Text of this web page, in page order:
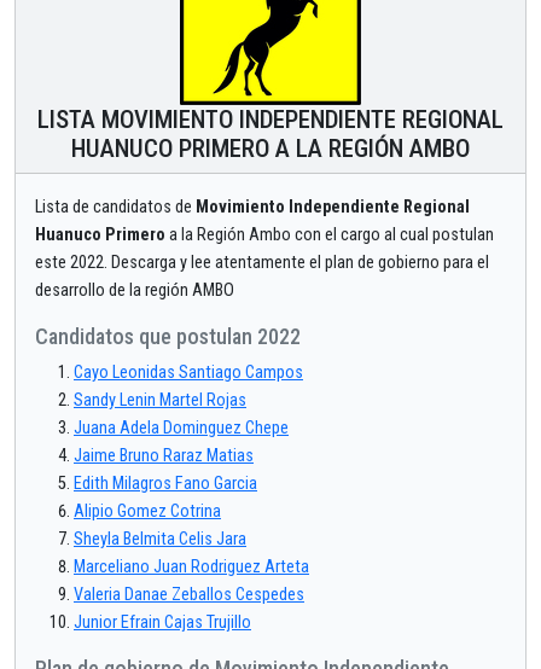
LISTA MOVIMIENTO INDEPENDIENTE REGIONAL
HUANUCO PRIMERO A LA REGIÓN AMBO
Lista de candidatos de Movimiento Independiente Regional
Huanuco Primero a la Región Ambo con el cargo al cual postulan
este 2022. Descarga y lee atentamente el plan de gobierno para el
desarrollo de la región AMBO
Candidatos que postulan 2022
Cayo Leonidas Santiago Campos
Sandy Lenin Martel Rojas
Juana Adela Dominguez Chepe
Jaime Bruno Raraz Matias
Edith Milagros Fano Garcia
Alipio Gomez Cotrina
Sheyla Belmita Celis Jara
Marceliano Juan Rodriguez Arteta
Valeria Danae Zeballos Cespedes
Junior Efrain Cajas Trujillo